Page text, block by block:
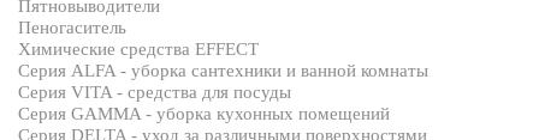
Пятновыводители
Пеногаситель
Химические средства EFFECT
Серия ALFA - уборка сантехники и ванной комнаты
Серия VITA - средства для посуды
Серия GAMMA - уборка кухонных помещений
Серия DELTA - уход за различными поверхностями